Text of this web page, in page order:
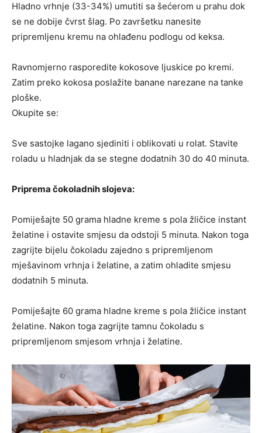
Hladno vrhnje (33-34%) umutiti sa šećerom u prahu dok
se ne dobije čvrst šlag. Po završetku nanesite
pripremljenu kremu na ohlađenu podlogu od keksa.
Ravnomjerno rasporedite kokosove ljuskice po kremi.
Zatim preko kokosa poslažite banane narezane na tanke
ploške.
Okupite se:
Sve sastojke lagano sjediniti i oblikovati u rolat. Stavite
roladu u hladnjak da se stegne dodatnih 30 do 40 minuta.
Priprema čokoladnih slojeva:
Pomiješajte 50 grama hladne kreme s pola žličice instant
želatine i ostavite smjesu da odstoji 5 minuta. Nakon toga
zagrijte bijelu čokoladu zajedno s pripremljenom
mješavinom vrhnja i želatine, a zatim ohladite smjesu
dodatnih 5 minuta.
Pomiješajte 60 grama hladne kreme s pola žličice instant
želatine. Nakon toga zagrijte tamnu čokoladu s
pripremljenom smjesom vrhnja i želatine.